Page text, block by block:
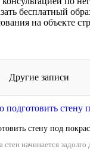
бесплатный
на объекте
Другие записи
стену под
стен начинается задолго